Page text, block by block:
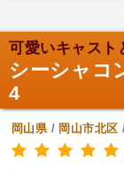
可愛いキャスト
シーシャコ
4
岡山県/ 岡山市北区